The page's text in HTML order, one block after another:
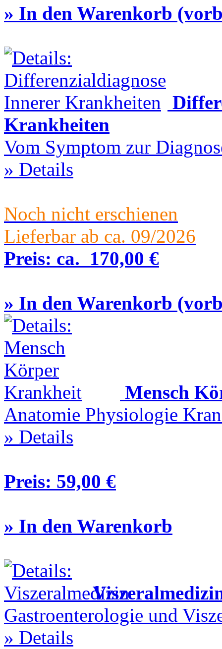
» In den Warenkorb
Krankheiten
Vom Symptom zur
» Details
Noch nicht erschienen
Lieferbar ab ca. 09/2026
Preis: ca. 170,00 €
» In den Warenkorb
Mensch
Anatomie Physiologie
» Details
Preis: 59,00 €
» In den Warenkorb
Gastroenterologie und
» Details